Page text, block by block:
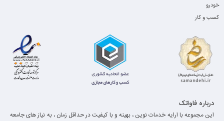
خودرو
کسب و کار
درباره فاواتک
این مجموعه با ارایه خدمات نوین ، بهینه و با کیفیت در حداقل زمان ، به نیاز های جامعه